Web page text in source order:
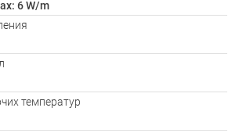
6 W/m
температур